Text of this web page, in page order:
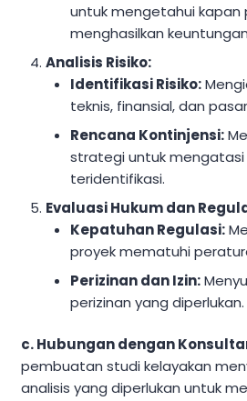
untuk mengetahui kapan
menghasilkan
Analisis Risiko:
Identifikasi Risiko:
teknis, finansial, dan
Rencana Kontinjensi:
strategi untuk mengatasi
teridentifikasi.
Evaluasi Hukum dan
Kepatuhan Regulasi:
proyek mematuhi
Perizinan dan Izin:
perizinan yang diperlukan.
c. Hubungan dengan
pembuatan studi kelayakan
analisis yang diperlukan untuk